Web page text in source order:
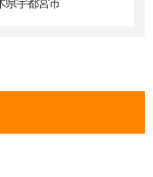
県宇都宮市